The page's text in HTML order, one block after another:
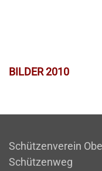
BILDER 2010
Schützenverein
Schützenweg